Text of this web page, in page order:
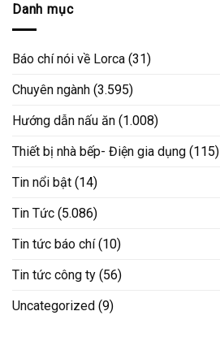
Danh mục
Báo chí nói về Lorca (31)
Chuyên ngành (3.595)
Hướng dẫn nấu ăn (1.008)
Thiết bị nhà bếp- Điện gia dụng (115)
Tin nổi bật (14)
Tin Tức (5.086)
Tin tức báo chí(10)
Tin tức công ty (56)
Uncategorized (9)